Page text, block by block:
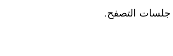
جلسات التصفح.